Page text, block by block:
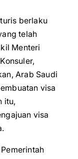
berlaku
telah
Menteri
Arab Saudi
visa
itu,
visa